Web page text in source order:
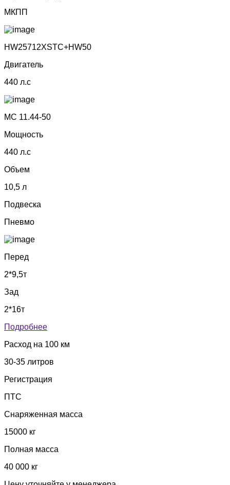
МКПП
НW25712ХSТС+НW50
Двигатель
440 л.с
МС 11.44-50
Мощность
440 л.с
Объем
10,5 л
Подвеска
Пневмо
Перед
2*9,5т
Зад
2*16т
Подробнее
Расход на 100 км
30-35 литров
Регистрация
ПТС
Снаряженная масса
15000 кг
Полная масса
40 000 кг